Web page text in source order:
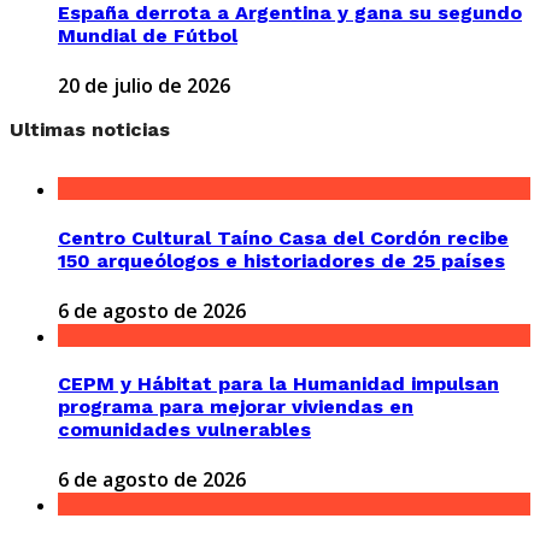
España derrota a Argentina y gana su segundo
Mundial de Fútbol
20 de julio de 2026
Ultimas noticias
Centro Cultural Taíno Casa del Cordón recibe
150 arqueólogos e historiadores de 25 países
6 de agosto de 2026
CEPM y Hábitat para la Humanidad impulsan
programa para mejorar viviendas en
comunidades vulnerables
6 de agosto de 2026